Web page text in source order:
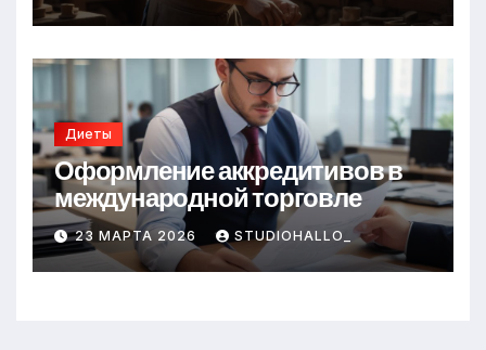
Диеты
Оформление аккредитивов в
международной торговле
23 МАРТА 2026 STUDIOHALLO_